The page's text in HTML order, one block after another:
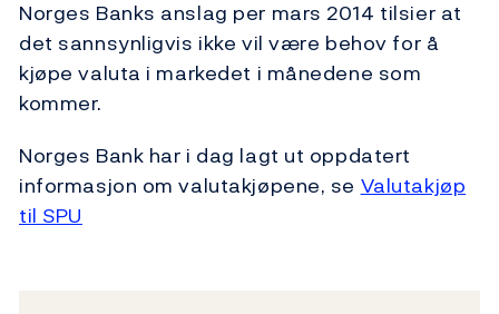
Norges Banks anslag per mars 2014 tilsier at
det sannsynligvis ikke vil være behov for å
kjøpe valuta i markedet i månedene som
kommer.
Norges Bank har i dag lagt ut oppdatert
informasjon om valutakjøpene, se Valutakjøp
til SPU